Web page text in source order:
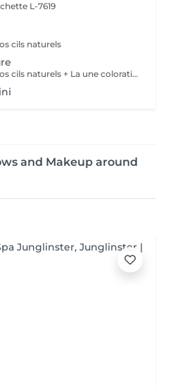
L-7619
cils naturels
Ce soin consiste à courber vos cils naturels + La une coloration des cils
and Makeup around